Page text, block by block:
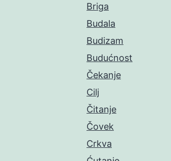
Briga
Budala
Budizam
Budućnost
Čekanje
Cilj
Čitanje
Čovek
Crkva